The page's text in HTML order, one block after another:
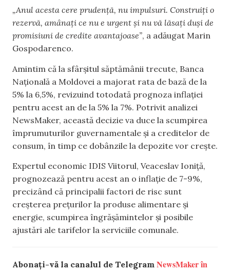
„Anul acesta cere prudență, nu impulsuri. Construiți o
rezervă, amânați ce nu e urgent și nu vă lăsați duși de
promisiuni de credite avantajoase”, a adăugat Marin
Gospodarenco.
Amintim că la sfârșitul săptămânii trecute, Banca
Națională a Moldovei a majorat rata de bază de la
5% la 6,5%, revizuind totodată prognoza inflației
pentru acest an de la 5% la 7%. Potrivit analizei
NewsMaker, această decizie va duce la scumpirea
împrumuturilor guvernamentale și a creditelor de
consum, în timp ce dobânzile la depozite vor crește.
Expertul economic IDIS Viitorul, Veaceslav Ioniță,
prognozează pentru acest an o inflație de 7-9%,
precizând că principalii factori de risc sunt
creșterea prețurilor la produse alimentare și
energie, scumpirea îngrășămintelor și posibile
ajustări ale tarifelor la serviciile comunale.
Abonați-vă la canalul de Telegram NewsMaker în